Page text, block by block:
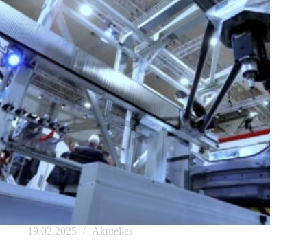
19.02.2025 Aktuelles